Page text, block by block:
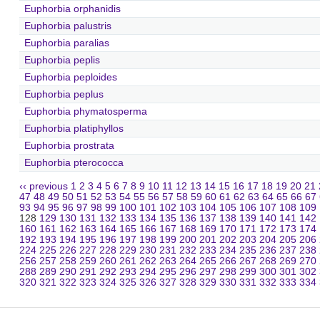
Euphorbia orphanidis
Euphorbia palustris
Euphorbia paralias
Euphorbia peplis
Euphorbia peploides
Euphorbia peplus
Euphorbia phymatosperma
Euphorbia platiphyllos
Euphorbia prostrata
Euphorbia pterococca
‹‹ previous 1 2 3 4 5 6 7 8 9 10 11 12 13 14 15 16 17 18 19 20 21
47 48 49 50 51 52 53 54 55 56 57 58 59 60 61 62 63 64 65 66 67
93 94 95 96 97 98 99 100 101 102 103 104 105 106 107 108 109
128 129 130 131 132 133 134 135 136 137 138 139 140 141 142
160 161 162 163 164 165 166 167 168 169 170 171 172 173 174
192 193 194 195 196 197 198 199 200 201 202 203 204 205 206
224 225 226 227 228 229 230 231 232 233 234 235 236 237 238
256 257 258 259 260 261 262 263 264 265 266 267 268 269 270
288 289 290 291 292 293 294 295 296 297 298 299 300 301 302
320 321 322 323 324 325 326 327 328 329 330 331 332 333 334